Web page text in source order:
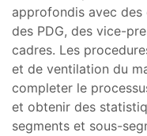
approfondis avec
des PDG, des vice-
cadres. Les
et de ventilation du
completer le
et obtenir des
segments et sous-